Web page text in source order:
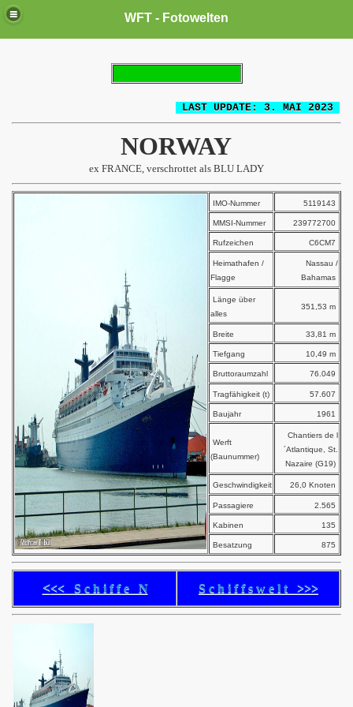
WFT - Fotowelten
LAST UPDATE: 3. MAI 2023
NORWAY
ex FRANCE, verschrottet als BLU LADY
IMO-Nummer 5119143
MMSI-Nummer 239772700
Rufzeichen C6CM7
Heimathafen /
Flagge
Nassau /
Bahamas
Länge über
alles
351,53 m
Breite 33,81 m
Tiefgang 10,49 m
Bruttoraumzahl 76.049
Tragfähigkeit (t) 57.607
Baujahr 1961
Werft
(Baunummer)
Chantiers de l
´Atlantique, St.
Nazaire (G19)
Geschwindigkeit 26,0 Knoten
Passagiere 2.565
Kabinen 135
Besatzung 875
<<< S c h i f f e N S c h i f f s w e l t >>>